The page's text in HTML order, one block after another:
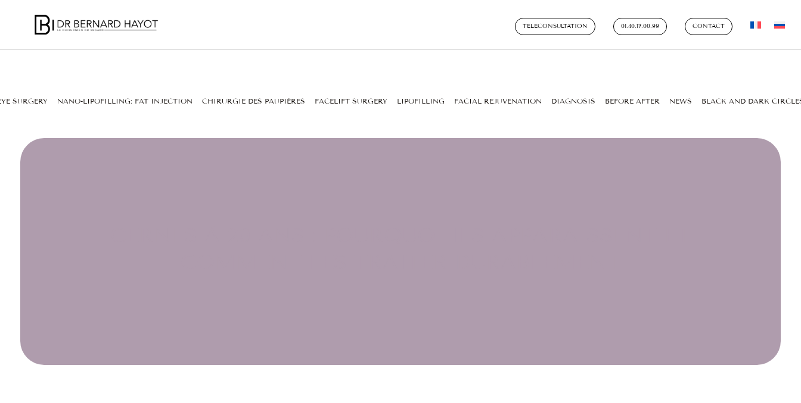
TELECONSULTATION 01.40.17.00.99 CONTACT
SURGERY NANO-LIPOFILLING: FAT INJECTION CHIRURGIE DES PAUPIÈRES FACELIFT SURGERY LIPOFILLING FACIAL REJUVENATION DIAGNOSIS BEFORE AFTER NEWS BLACK AND DARK